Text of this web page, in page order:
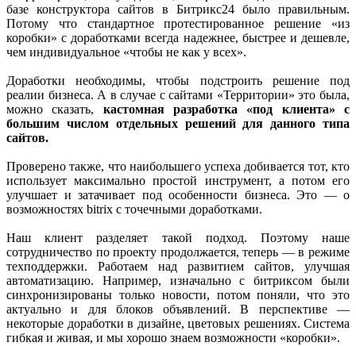
базе конструктора сайтов в Битрикс24 было правильным.
Потому что стандартное протестированное решение «из
коробки» с доработками всегда надежнее, быстрее и дешевле,
чем индивидуальное «чтобы не как у всех».
Доработки необходимы, чтобы подстроить решение под
реалии бизнеса. А в случае с сайтами «Территории» это была,
можно сказать, кастомная разработка «под клиента» с
большим числом отдельных решений для данного типа
сайтов.
Проверено также, что наибольшего успеха добивается тот, кто
использует максимально простой инструмент, а потом его
улучшает и затачивает под особенности бизнеса. Это — о
возможностях bitrix с точечными доработками.
Наш клиент разделяет такой подход. Поэтому наше
сотрудничество по проекту продолжается, теперь — в режиме
техподдержки. Работаем над развитием сайтов, улучшая
автоматизацию. Например, изначально с битриксом были
синхронизированы только новости, потом поняли, что это
актуально и для блоков объявлений. В перспективе —
некоторые доработки в дизайне, цветовых решениях. Система
гибкая и живая, и мы хорошо знаем возможности «коробки».